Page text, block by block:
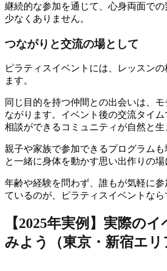
継続的な参加を通じて、心身両面で
少なくありません。
つながりと交流の場として
ピラティスイベントには、レッスン
ます。
同じ目的を持つ仲間との出会いは、
ながります。イベント後の交流タイ
相談ができるコミュニティが自然と生
親子や家族で参加できるプログラム
と一緒に身体を動かす思い出作りの場
年齢や経験を問わず、誰もが気軽に
ているのが、ピラティスイベントなら
【2025年実例】実際の
みよう（東京・新宿エリ